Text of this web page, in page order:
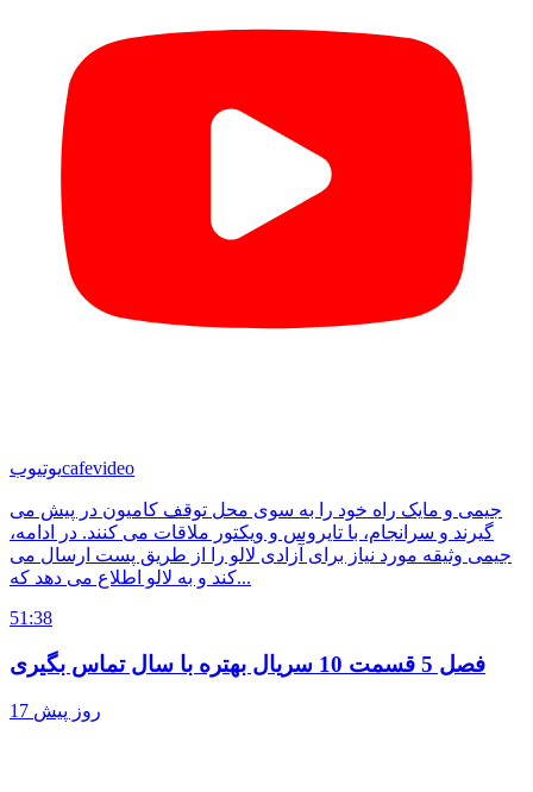
یوتیوبcafevideo
جیمی و مایک راه خود را به سوی محل توقف کامیون در پیش می
گیرند و سرانجام، با تایروس و ویکتور ملاقات می کنند. در ادامه،
جیمی وثیقه مورد نیاز برای آزادی لالو را از طریق پست ارسال می
کند و به لالو اطلاع می دهد که...
51:38
فصل 5 قسمت 10 سریال بهتره با سال تماس بگیری
17 روز پیش